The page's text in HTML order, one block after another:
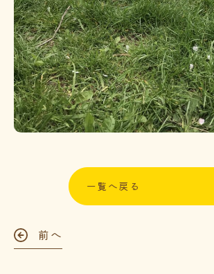
一覧へ戻る
前へ